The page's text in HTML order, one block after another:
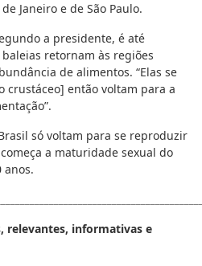
Janeiro e de São Paulo.
a presidente, é até
retornam às regiões
de alimentos. “Elas se
crustáceo] então voltam para a
só voltam para se reproduzir
a maturidade sexual do
relevantes, informativas e